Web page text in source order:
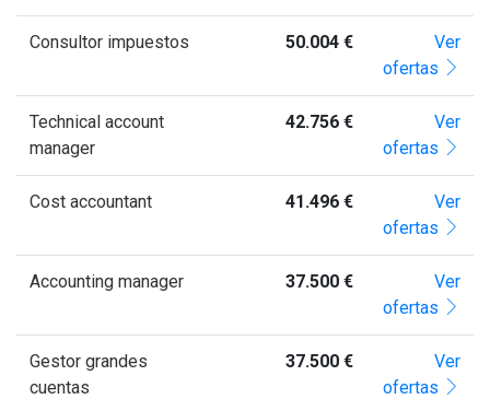
Consultor impuestos 50.004 €
Ver
ofertas
Technical account
manager
42.756 €
Ver
ofertas
Cost accountant 41.496 €
Ver
ofertas
Accounting manager 37.500 €
Ver
ofertas
Gestor grandes
cuentas
37.500 €
Ver
ofertas